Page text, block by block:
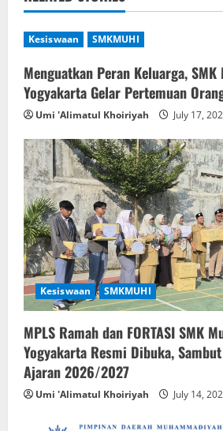
v
i
g
a
t
i
o
n
Kesiswaan SMKMUHI
Menguatkan Peran Keluarga, SMK
Yogyakarta Gelar Pertemuan
Umi 'Alimatul Khoiriyah July 17,
Kesiswaan SMKMUHI
MPLS Ramah dan FORTASI SMK
Yogyakarta Resmi Dibuka,
Ajaran 2026/2027
Umi 'Alimatul Khoiriyah July 14,